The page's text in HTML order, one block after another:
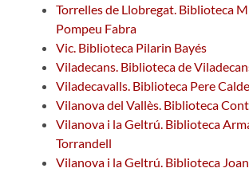
Torrelles de Llobregat. Biblioteca
Pompeu Fabra
Vic. Biblioteca Pilarin Bayés
Viladecans. Biblioteca de
Viladecavalls. Biblioteca Pere
Vilanova del Vallès. Biblioteca
Vilanova i la Geltrú. Biblioteca
Torrandell
Vilanova i la Geltrú. Biblioteca